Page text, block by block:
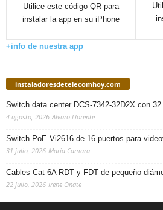
Utilice este código QR para
instalar la app en su iPhone
+info de nuestra app
instaladoresdetelecomhoy.com
Switch data center DCS-7342-32D2X con
4 agosto, 2026 Alvaro Llorente
Switch PoE Vi2616 de 16 puertos para
31 julio, 2026 Maria Camara
Cables Cat 6A RDT y FDT de pequeño
22 julio, 2026 Irene Onate